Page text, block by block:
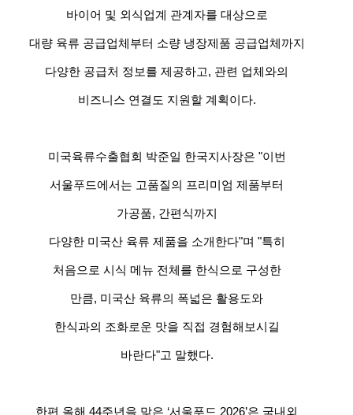
바이어 및 외식업계 관계자를 대상으로
대량 육류 공급업체부터 소량 냉장제품 공급업체까지
다양한 공급처 정보를 제공하고, 관련 업체와의
비즈니스 연결도 지원할 계획이다.
미국육류수출협회 박준일 한국지사장은 "이번
서울푸드에서는 고품질의 프리미엄 제품부터
가공품, 간편식까지
다양한 미국산 육류 제품을 소개한다"며 "특히
처음으로 시식 메뉴 전체를 한식으로 구성한
만큼, 미국산 육류의 폭넓은 활용도와
한식과의 조화로운 맛을 직접 경험해보시길
바란다"고 말했다.
한편 올해 44주년을 맞은 ‘서울푸드 2026’은 국내외